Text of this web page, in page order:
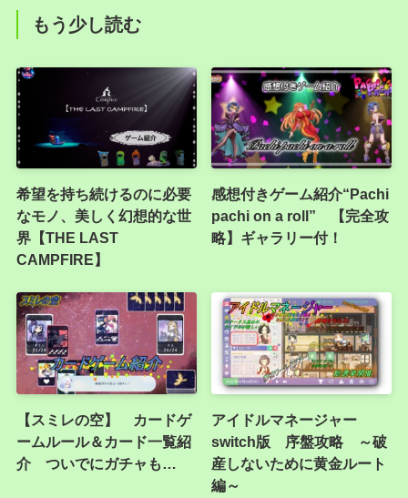
もう少し読む
希望を持ち続けるのに必要
なモノ、美しく幻想的な世
界【THE LAST
CAMPFIRE】
感想付きゲーム紹介“Pachi
pachi on a roll” 【完全攻
略】ギャラリー付！
【スミレの空】 カードゲ
ームルール＆カード一覧紹
介 ついでにガチャも…
アイドルマネージャー
switch版 序盤攻略 ～破
産しないために黄金ルート
編～